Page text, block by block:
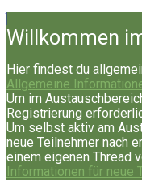
Willkommen
Hier findest du
Allgemeine
Um im
Registrierung
Um selbst aktiv am
neue Teilnehmer nach
einem eigenen Thread
Informationen für neue